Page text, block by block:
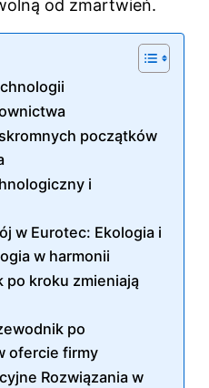
od zmartwień.
początków
i
w Eurotec: Ekologia i
w harmonii
po kroku zmieniają
po
ofercie firmy
Rozwiązania w